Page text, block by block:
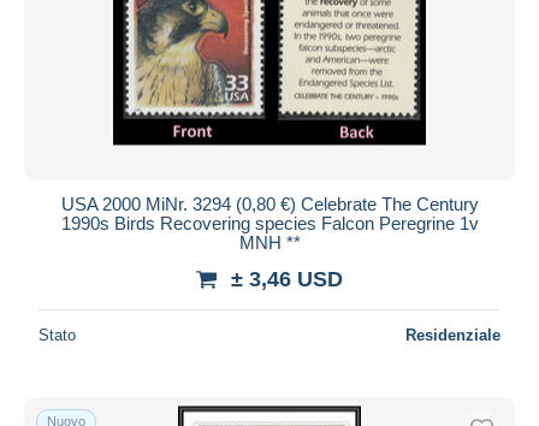
USA 2000 MiNr. 3294 (0,80 €) Celebrate The Century
1990s Birds Recovering species Falcon Peregrine 1v
MNH **
± 3,46 USD
Stato Residenziale
Nuovo